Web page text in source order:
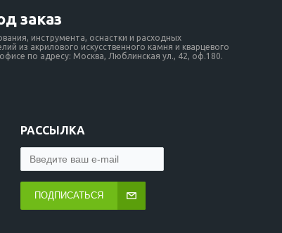
заказ
инструмента, оснастки и расходных
из акрилового искусственного камня и кварцевого
по адресу: Москва, Люблинская ул., 42, оф.180.
РАССЫЛКА
ПОДПИСАТЬСЯ